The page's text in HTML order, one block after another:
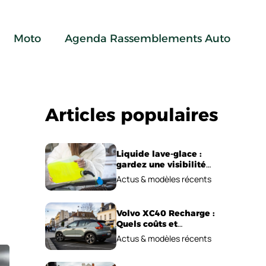
Moto Agenda Rassemblements Auto
Articles populaires
Liquide lave-glace :
gardez une visibilité
parfaite en voiture
Actus & modèles récents
Volvo XC40 Recharge :
Quels coûts et
performances
électriques ?
Actus & modèles récents